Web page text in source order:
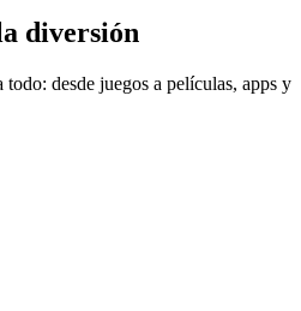
diversión
todo: desde juegos a películas, apps y